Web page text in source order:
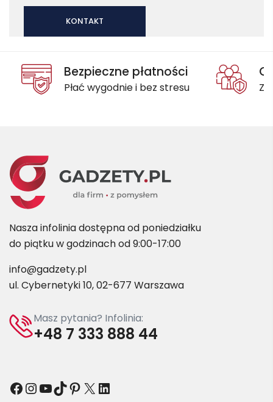
KONTAKT
Bezpieczne płatności
Płać wygodnie i bez stresu
Nasza infolinia dostępna od poniedziałku
do piątku w godzinach od 9:00-17:00
info@gadzety.pl
ul. Cybernetyki 10, 02-677 Warszawa
Masz pytania? Infolinia:
+48 7 333 888 44
Facebook
Instagram
YouTube
TikTok
Pinterest
X LinkedIn